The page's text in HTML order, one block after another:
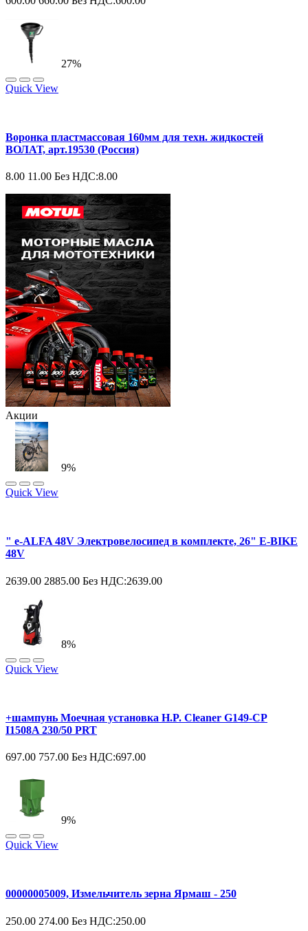
27%
Quick View
Воронка пластмассовая 160мм для техн. жидкостей
ВОЛАТ, арт.19530 (Россия)
8.00 11.00 Без НДС:8.00
Акции
9%
Quick View
" e-ALFA 48V Электровелосипед в комплекте, 26" E-BIKE
48V
2639.00 2885.00 Без НДС:2639.00
8%
Quick View
+шампунь Моечная установка H.P. Cleaner G149-CP
I1508A 230/50 PRT
697.00 757.00 Без НДС:697.00
9%
Quick View
00000005009, Измельчитель зерна Ярмаш - 250
250.00 274.00 Без НДС:250.00